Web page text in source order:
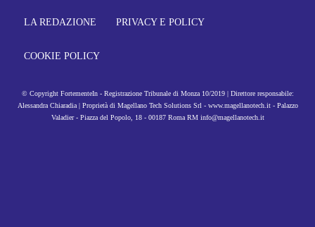
LA REDAZIONE PRIVACY E POLICY
COOKIE POLICY
© Copyright FortementeIn - Registrazione Tribunale di Monza 10/2019 | Direttore responsabile:
Alessandra Chiaradia | Proprietà di Magellano Tech Solutions Srl - www.magellanotech.it - Palazzo
Valadier - Piazza del Popolo, 18 - 00187 Roma RM info@magellanotech.it